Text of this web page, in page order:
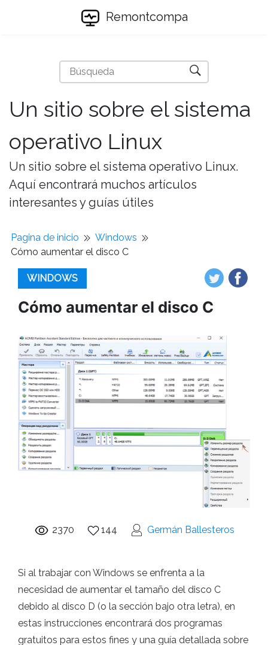
Remontcompa
Un sitio sobre el sistema
operativo Linux
Un sitio sobre el sistema operativo Linux.
Aquí encontrará muchos artículos
interesantes y guías útiles
Pagina de inicio
Windows
Cómo aumentar el disco C
WINDOWS
Cómo aumentar el disco C
2370 144 Germán Ballesteros
Si al trabajar con Windows se enfrenta a la
necesidad de aumentar el tamaño del disco C
debido al disco D (o la sección bajo otra letra), en
estas instrucciones encontrará dos programas
gratuitos para estos fines y una guía detallada sobre